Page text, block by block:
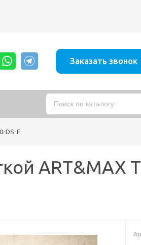
Заказать звонок
DS-F
ART&MAX